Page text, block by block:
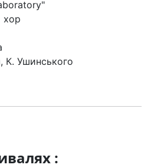
хор
К. Ушинського
: